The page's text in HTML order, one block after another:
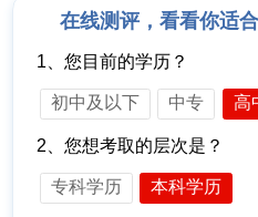
在线测评，看看你适
1、您目前的学历？
初中及以下 中专 高
2、您想考取的层次是？
专科学历 本科学历